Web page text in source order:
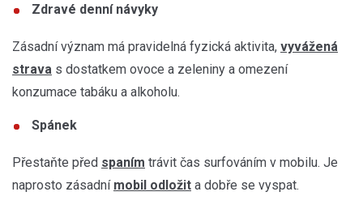
Zdravé denní návyky
Zásadní význam má pravidelná fyzická aktivita, vyvážená
strava s dostatkem ovoce a zeleniny a omezení
konzumace tabáku a alkoholu.
Spánek
Přestaňte před spaním trávit čas surfováním v mobilu. Je
naprosto zásadní mobil odložit a dobře se vyspat.